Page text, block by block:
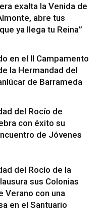
exalta la Venida de
abre tus
ya llega tu Reina”
en el II Campamento
la Hermandad del
de Barrameda
del Rocío de
con éxito su
de Jóvenes
del Rocío de la
sus Colonias
Verano con una
en el Santuario